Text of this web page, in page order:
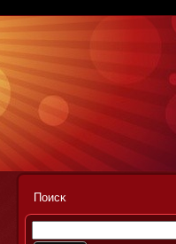
Поисκ